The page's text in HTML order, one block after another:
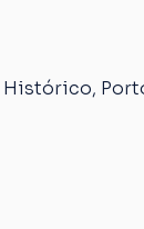
Histórico,